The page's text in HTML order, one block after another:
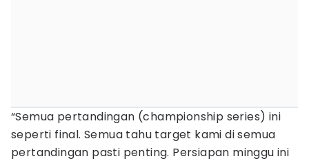
“Semua pertandingan (championship series) ini
seperti final. Semua tahu target kami di semua
pertandingan pasti penting. Persiapan minggu ini